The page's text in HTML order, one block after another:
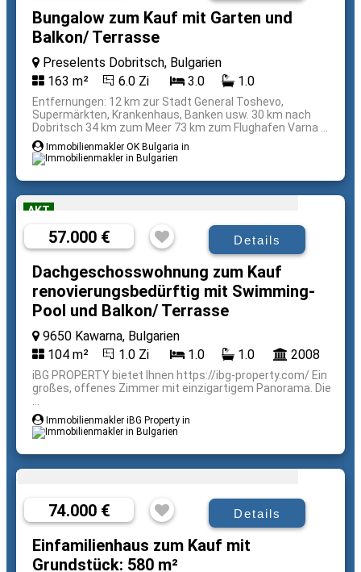
Bungalow zum Kauf mit Garten und
Balkon/ Terrasse
Preselents Dobritsch, Bulgarien
163 m²
6.0 Zi 3.0 1.0
Entfernungen: 12 km zur Stadt General Toshevo,
Supermärkten, Krankenhaus, Banken usw. 30 km nach
Dobritsch 34 km zum Meer 73 km zum Flughafen Varna ...
Immobilienmakler OK Bulgaria in
AKT
57.000 € Details
Dachgeschosswohnung zum Kauf
renovierungsbedürftig mit Swimming-
Pool und Balkon/ Terrasse
9650 Kawarna, Bulgarien
104 m²
1.0 Zi 1.0 1.0 2008
iBG PROPERTY bietet Ihnen https://ibg-property.com/ Ein
großes, offenes Zimmer mit einzigartigem Panorama. Die
Immobilienmakler iBG Property in
74.000 € Details
Einfamilienhaus zum Kauf mit
Grundstück: 580 m²